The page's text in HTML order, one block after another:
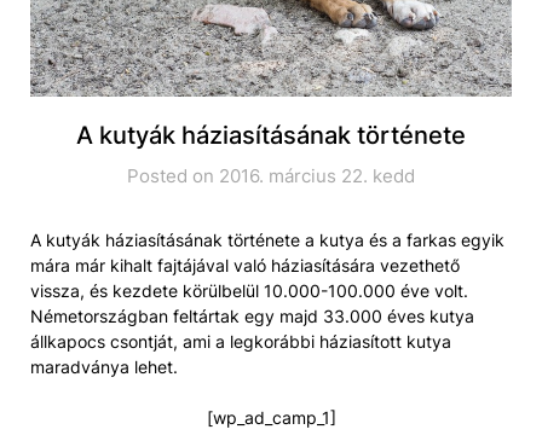
A kutyák háziasításának története
Posted on 2016. március 22. kedd
A kutyák háziasításának története a kutya és a farkas egyik
mára már kihalt fajtájával való háziasítására vezethető
vissza, és kezdete körülbelül 10.000-100.000 éve volt.
Németországban feltártak egy majd 33.000 éves kutya
állkapocs csontját, ami a legkorábbi háziasított kutya
maradványa lehet.
[wp_ad_camp_1]